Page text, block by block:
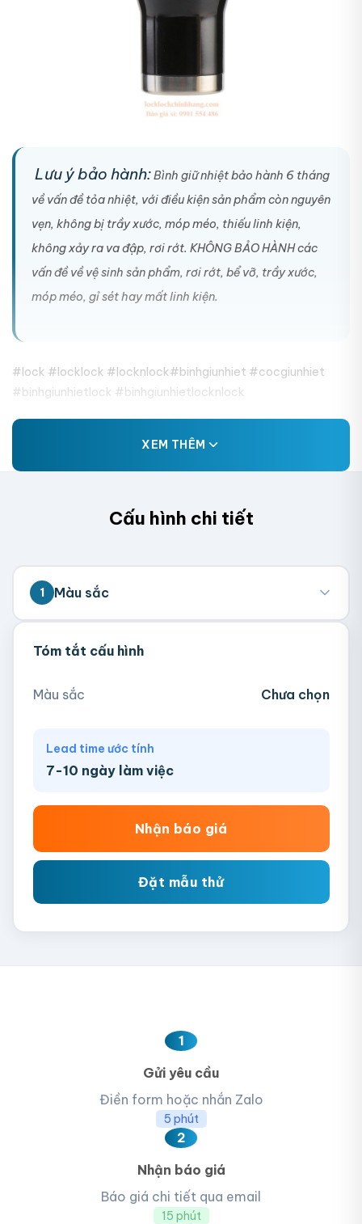
Lưu ý bảo hành:Bình giữ nhiệt bảo hành 6 tháng
về vấn đề tỏa nhiệt, với điều kiện sản phẩm còn nguyên
vẹn, không bị trầy xước, móp méo, thiếu linh kiện,
không xảy ra va đập, rơi rớt. KHÔNG BẢO HÀNH các
vấn đề về vệ sinh sản phẩm, rơi rớt, bể vỡ, trầy xước,
móp méo, gỉ sét hay mất linh kiện.
#lock #locklock #locknlock#binhgiunhiet #cocgiunhiet
#binhgiunhietlock #binhgiunhietlocknlock
XEM THÊM
Cấu hình chi tiết
1 Màu sắc
Đen Đỏ
Tóm tắt cấu hình
Màu sắc Chưa chọn
Lead time ước tính
7-10 ngày làm việc
Nhận báo giá
Đặt mẫu thử
1
Gửi yêu cầu
Điền form hoặc nhắn Zalo
5 phút
2
Nhận báo giá
Báo giá chi tiết qua email
15 phút